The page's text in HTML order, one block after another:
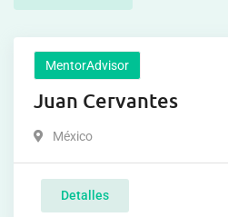
MentorAdvisor
Juan Cervantes
México
Detalles